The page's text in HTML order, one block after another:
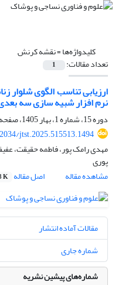
کلیدواژه‌ها =نقشه کرنش
تعداد مقالات: 1
ارزیابی تناسب الگوی شلوار
نرم افزار شبیه سازی سه
دوره 15، شماره 1، بهار 1405، صفحه
jtst.2025.515513.1494
مهدی رامک پور، فاطمه حقیقت،
پوری
مشاهده مقاله
اصل مقاله K
مقالات آماده انتشار
شماره جاری
شماره‌های پیشین نشریه